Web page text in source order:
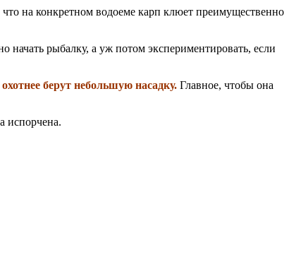
на конкретном водоеме карп клюет преимущественно
начать рыбалку, а уж потом экспериментировать, если
берут небольшую насадку. Главное, чтобы она
испорчена.